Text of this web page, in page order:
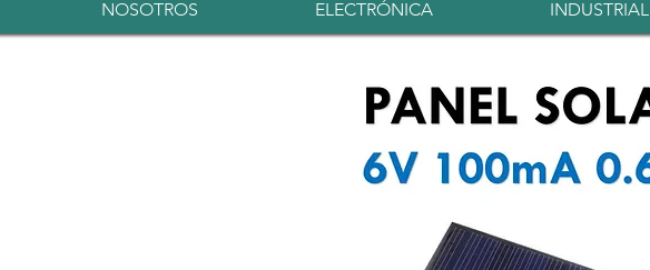
NOSOTROS ELECTRÓNICA INDUSTRIAL